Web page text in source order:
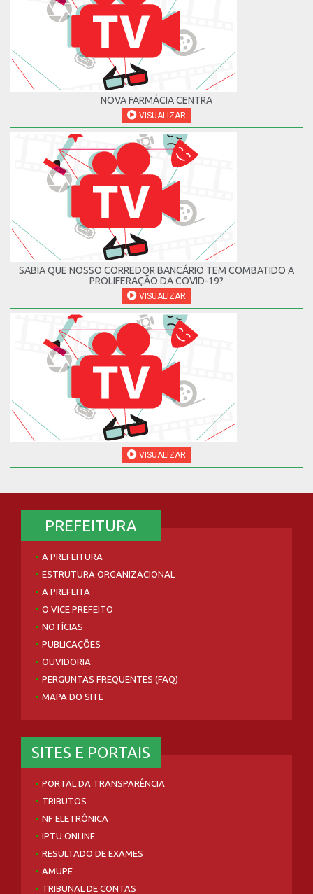
NOVA FARMÁCIA CENTRA
VISUALIZAR
SABIA QUE NOSSO CORREDOR BANCÁRIO TEM COMBATIDO A
PROLIFERAÇÃO DA COVID-19?
VISUALIZAR
VISUALIZAR
PREFEITURA
A PREFEITURA
ESTRUTURA ORGANIZACIONAL
A PREFEITA
O VICE PREFEITO
NOTÍCIAS
PUBLICAÇÕES
OUVIDORIA
PERGUNTAS FREQUENTES (FAQ)
MAPA DO SITE
SITES E PORTAIS
PORTAL DA TRANSPARÊNCIA
TRIBUTOS
NF ELETRÔNICA
IPTU ONLINE
RESULTADO DE EXAMES
AMUPE
TRIBUNAL DE CONTAS